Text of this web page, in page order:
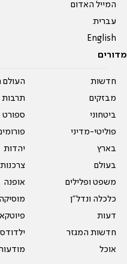
המייל האדום
עברית
English
מדורים
חדשות
מבזקים
ביטחוני
פוליטי-מדיני
בארץ
בעולם
משפט ופלילים
כלכלה ונדל"ן
דעות
חדשות המגזר
אוכל
העולם
תרבות
ספורט
יהדות
צרכנות
אופנה
מוסיקה
ילדודס